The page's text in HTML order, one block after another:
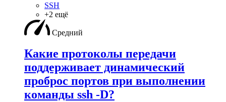
SSH
+2 ещё
Средний
Какие протоколы передачи
поддерживает динамический
проброс портов при выполнении
команды ssh -D?